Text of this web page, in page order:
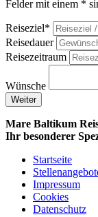
Felder mit einem *
Reiseziel*
Reisedauer
Reisezeitraum
Wünsche
Weiter
Mare Baltikum
Ihr besonderer
Startseite
Impressum
Cookies
Datenschutz